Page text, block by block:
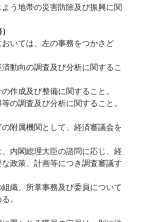
う地帯の災害防除及び振興に関
いては、左の事務をつかさど
動向の調査及び分析に関するこ
作成及び整備に関すること。
の調査及び分析に関すること。
附属機関として、経済審議会を
内閣総理大臣の諮問に応じ、経
政策、計画等につき調査審議す
織、所掌事務及び委員について
。